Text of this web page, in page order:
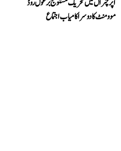
اپر چترال میں تحریک مستوج برغول روڈ
موومنٹ کا دوسرا کامیاب اجتماع